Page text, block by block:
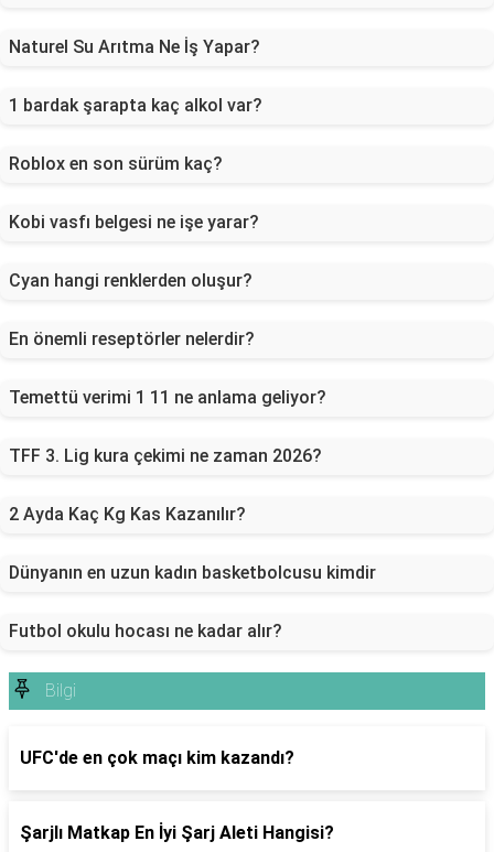
Naturel Su Arıtma Ne İş Yapar?
1 bardak şarapta kaç alkol var?
Roblox en son sürüm kaç?
Kobi vasfı belgesi ne işe yarar?
Cyan hangi renklerden oluşur?
En önemli reseptörler nelerdir?
Temettü verimi 1 11 ne anlama geliyor?
TFF 3. Lig kura çekimi ne zaman 2026?
2 Ayda Kaç Kg Kas Kazanılır?
Dünyanın en uzun kadın basketbolcusu kimdir
Futbol okulu hocası ne kadar alır?
Bilgi
UFC'de en çok maçı kim kazandı?
Şarjlı Matkap En İyi Şarj Aleti Hangisi?